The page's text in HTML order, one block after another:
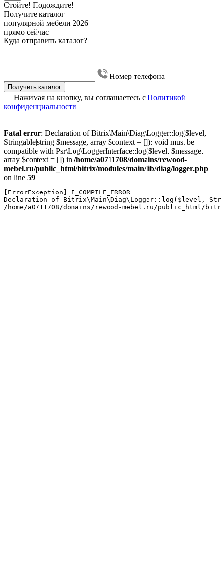
Стойте! Подождите!
Получите каталог
популярной мебели 2026
прямо сейчас
Куда отправить каталог?
Номер телефона
Получить каталог
Нажимая на кнопку, вы соглашаетесь с Политикой
конфиденциальности
Fatal error: Declaration of Bitrix\Main\Diag\Logger::log($level,
Stringable|string $message, array $context = []): void must be
compatible with Psr\Log\LoggerInterface::log($level, $message,
array $context = []) in /home/a0711708/domains/rewood-
mebel.ru/public_html/bitrix/modules/main/lib/diag/logger.php
on line 59
[ErrorException] E_COMPILE_ERROR
Declaration of Bitrix\Main\Diag\Logger::log($level,
/home/a0711708/domains/rewood-mebel.ru/public_html/